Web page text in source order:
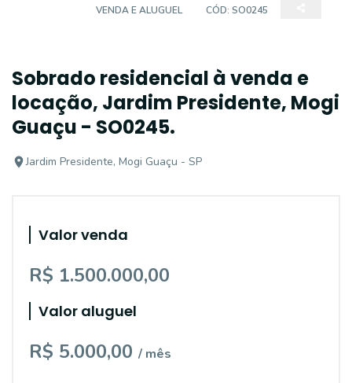
VENDA E ALUGUEL CÓD: SO0245
Sobrado residencial à venda e
locação, Jardim Presidente, Mogi
Guaçu - SO0245.
Jardim Presidente, Mogi Guaçu - SP
Valor venda
R$ 1.500.000,00
Valor aluguel
R$ 5.000,00 / mês